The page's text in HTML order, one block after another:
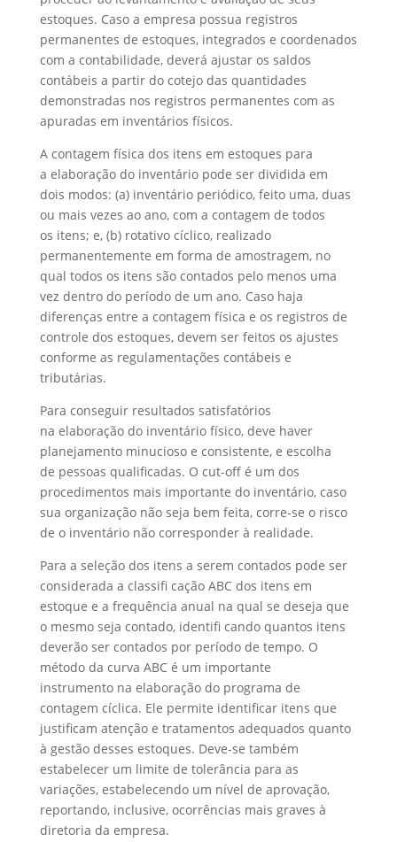
estoques. Caso a empresa possua registros
permanentes de estoques, integrados e coordenados
com a contabilidade, deverá ajustar os saldos
contábeis a partir do cotejo das quantidades
demonstradas nos registros permanentes com as
apuradas em inventários físicos.
A contagem física dos itens em estoques para
a elaboração do inventário pode ser dividida em
dois modos: (a) inventário periódico, feito uma, duas
ou mais vezes ao ano, com a contagem de todos
os itens; e, (b) rotativo cíclico, realizado
permanentemente em forma de amostragem, no
qual todos os itens são contados pelo menos uma
vez dentro do período de um ano. Caso haja
diferenças entre a contagem física e os registros de
controle dos estoques, devem ser feitos os ajustes
conforme as regulamentações contábeis e
tributárias.
Para conseguir resultados satisfatórios
na elaboração do inventário físico, deve haver
planejamento minucioso e consistente, e escolha
de pessoas qualificadas. O cut-off é um dos
procedimentos mais importante do inventário, caso
sua organização não seja bem feita, corre-se o risco
de o inventário não corresponder à realidade.
Para a seleção dos itens a serem contados pode ser
considerada a classifi cação ABC dos itens em
estoque e a frequência anual na qual se deseja que
o mesmo seja contado, identifi cando quantos itens
deverão ser contados por período de tempo. O
método da curva ABC é um importante
instrumento na elaboração do programa de
contagem cíclica. Ele permite identificar itens que
justificam atenção e tratamentos adequados quanto
à gestão desses estoques. Deve-se também
estabelecer um limite de tolerância para as
variações, estabelecendo um nível de aprovação,
reportando, inclusive, ocorrências mais graves à
diretoria da empresa.